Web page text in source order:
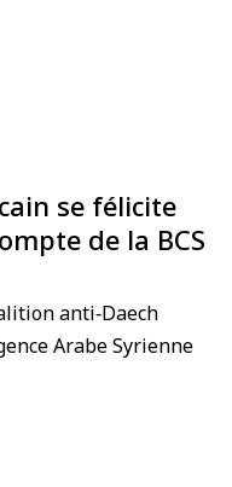
se félicite
de la BCS